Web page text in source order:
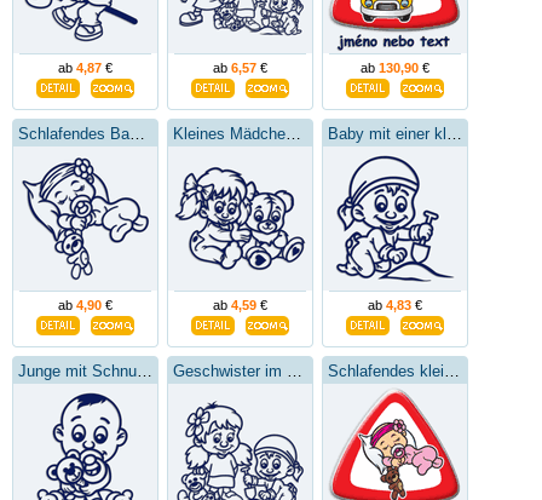
ab 4,87 € ab 6,57 € ab 130,90 €
ab 4,90 € ab 4,59 € ab 4,83 €